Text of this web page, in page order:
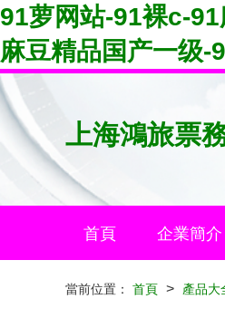
91萝网站-91裸c-
麻豆精品国产一级-
上海鴻旅票
首頁 企業簡介
當前位置： 首頁 > 產品大